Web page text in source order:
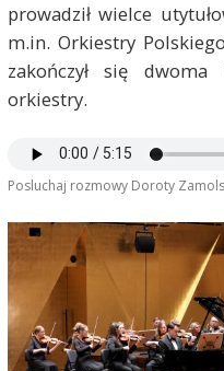
prowadził wielce
m.in. Orkiestry
zakończył się
orkiestry.
Posluchaj rozmowy Doroty